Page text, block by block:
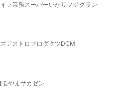
フ業務スーパーいかり フジグラン
アストロプロダクツDCM
るやま サカゼン